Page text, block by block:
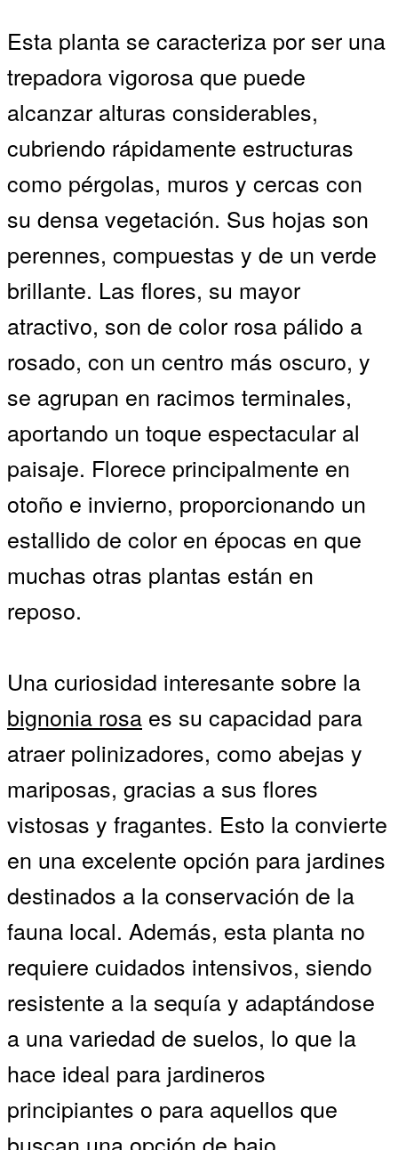
Esta planta se caracteriza por ser una
trepadora vigorosa que puede
alcanzar alturas considerables,
cubriendo rápidamente estructuras
como pérgolas, muros y cercas con
su densa vegetación. Sus hojas son
perennes, compuestas y de un verde
brillante. Las flores, su mayor
atractivo, son de color rosa pálido a
rosado, con un centro más oscuro, y
se agrupan en racimos terminales,
aportando un toque espectacular al
paisaje. Florece principalmente en
otoño e invierno, proporcionando un
estallido de color en épocas en que
muchas otras plantas están en
reposo.
Una curiosidad interesante sobre la
bignonia rosa es su capacidad para
atraer polinizadores, como abejas y
mariposas, gracias a sus flores
vistosas y fragantes. Esto la convierte
en una excelente opción para jardines
destinados a la conservación de la
fauna local. Además, esta planta no
requiere cuidados intensivos, siendo
resistente a la sequía y adaptándose
a una variedad de suelos, lo que la
hace ideal para jardineros
principiantes o para aquellos que